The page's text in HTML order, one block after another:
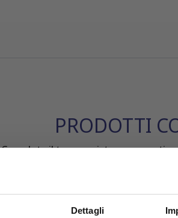
Dettagli
PRODOTTI
Completa il tuo acquisto con questi